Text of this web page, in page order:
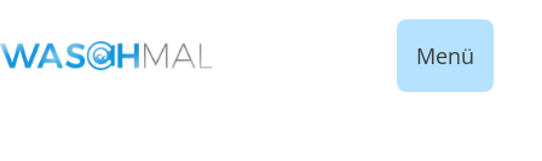
Menü